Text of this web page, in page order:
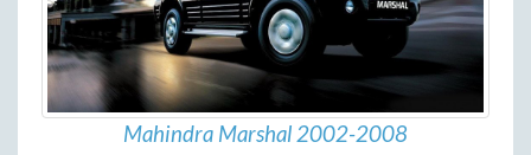
Mahindra Marshal 2002-2008